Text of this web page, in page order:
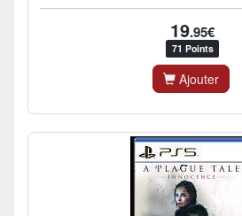
19.95€
71 Points
Ajouter